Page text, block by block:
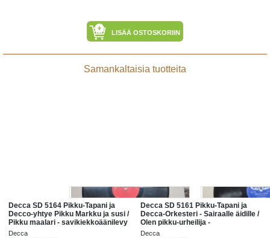
LISÄÄ OSTOSKORIIN
Samankaltaisia tuotteita
Decca SD 5164 Pikku-Tapani ja
Decco-yhtye Pikku Markku ja susi /
Pikku maalari - savikiekkoäänilevy
/ 78 rpm record
Decca
Decca SD 5161 Pikku-Tapani ja
Decca-Orkesteri - Sairaalle äidille /
Olen pikku-urheilija -
savikiekkoäänilevy / 78 rpm record
Decca